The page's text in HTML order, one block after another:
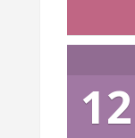
12